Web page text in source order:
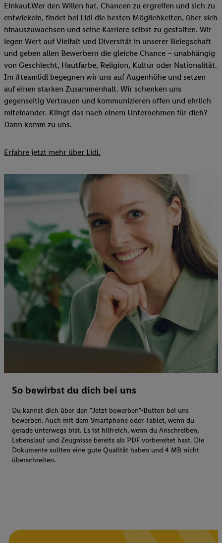
Einkauf.Wer den Willen hat, Chancen zu ergreifen und sich zu
entwickeln, findet bei Lidl die besten Möglichkeiten, über sich
hinauszuwachsen und seine Karriere selbst zu gestalten. Wir
legen Wert auf Vielfalt und Diversität in unserer Belegschaft
und geben allen Bewerbern die gleiche Chance – unabhängig
von Geschlecht, Hautfarbe, Religion, Kultur oder Nationalität.
Im #teamlidl begegnen wir uns auf Augenhöhe und setzen
auf einen starken Zusammenhalt. Wir schenken uns
gegenseitig Vertrauen und kommunizieren offen und ehrlich
miteinander. Klingt das nach einem Unternehmen für dich?
Dann komm zu uns.​
Erfahre jetzt mehr über Lidl.
So bewirbst du dich bei uns
Du kannst dich über den "Jetzt bewerben"-Button bei uns
bewerben. Auch mit dem Smartphone oder Tablet, wenn du
gerade unterwegs bist. Es ist hilfreich, wenn du Anschreiben,
Lebenslauf und Zeugnisse bereits als PDF vorbereitet hast. Die
Dokumente sollten eine gute Qualität haben und 4 MB nicht
überschreiten.